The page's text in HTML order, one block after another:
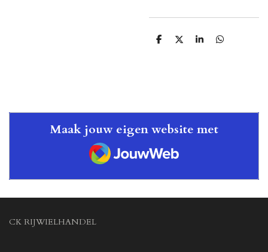
D
D
S
D
Maak jouw eigen website met
JouwWeb
CK RIJWIELHANDEL